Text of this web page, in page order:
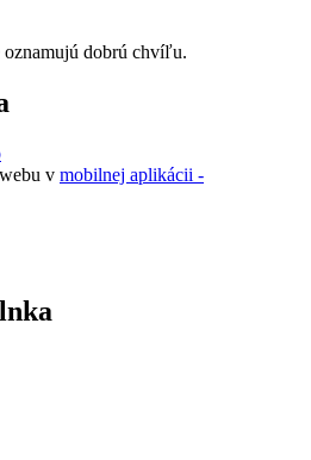
oznamujú dobrú chvíľu.
v mobilnej aplikácii -